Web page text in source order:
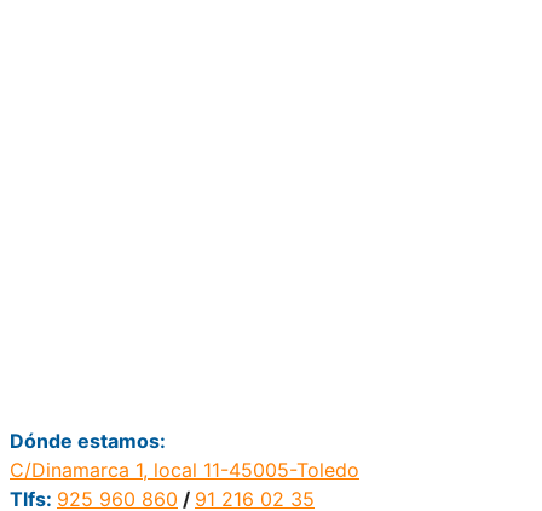
Dónde estamos:
C/Dinamarca 1, local 11-45005-Toledo
Tlfs: 925 960 860 / 91 216 02 35